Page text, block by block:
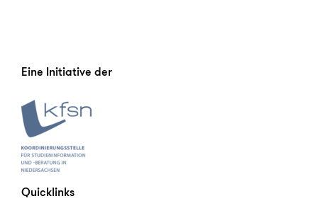
Eine Initiative der
Quicklinks